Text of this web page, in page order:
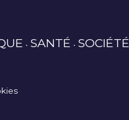
SANTÉ SOCIÉTÉ